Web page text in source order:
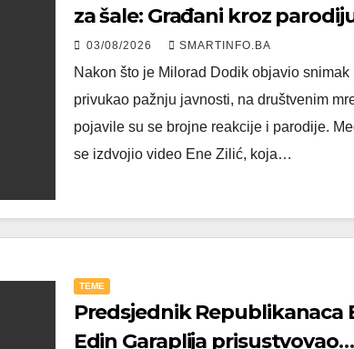
za šale: Građani kroz
poslali poruku
03/08/2026 SMARTINFO.BA
Nakon što je Milorad Dodik objavio snimak
privukao pažnju javnosti, na društvenim
pojavile su se brojne reakcije i parodije.
se izdvojio video Ene Zilić, koja…
TEME
Predsjednik Republikanaca
Edin Garaplija prisustvovao